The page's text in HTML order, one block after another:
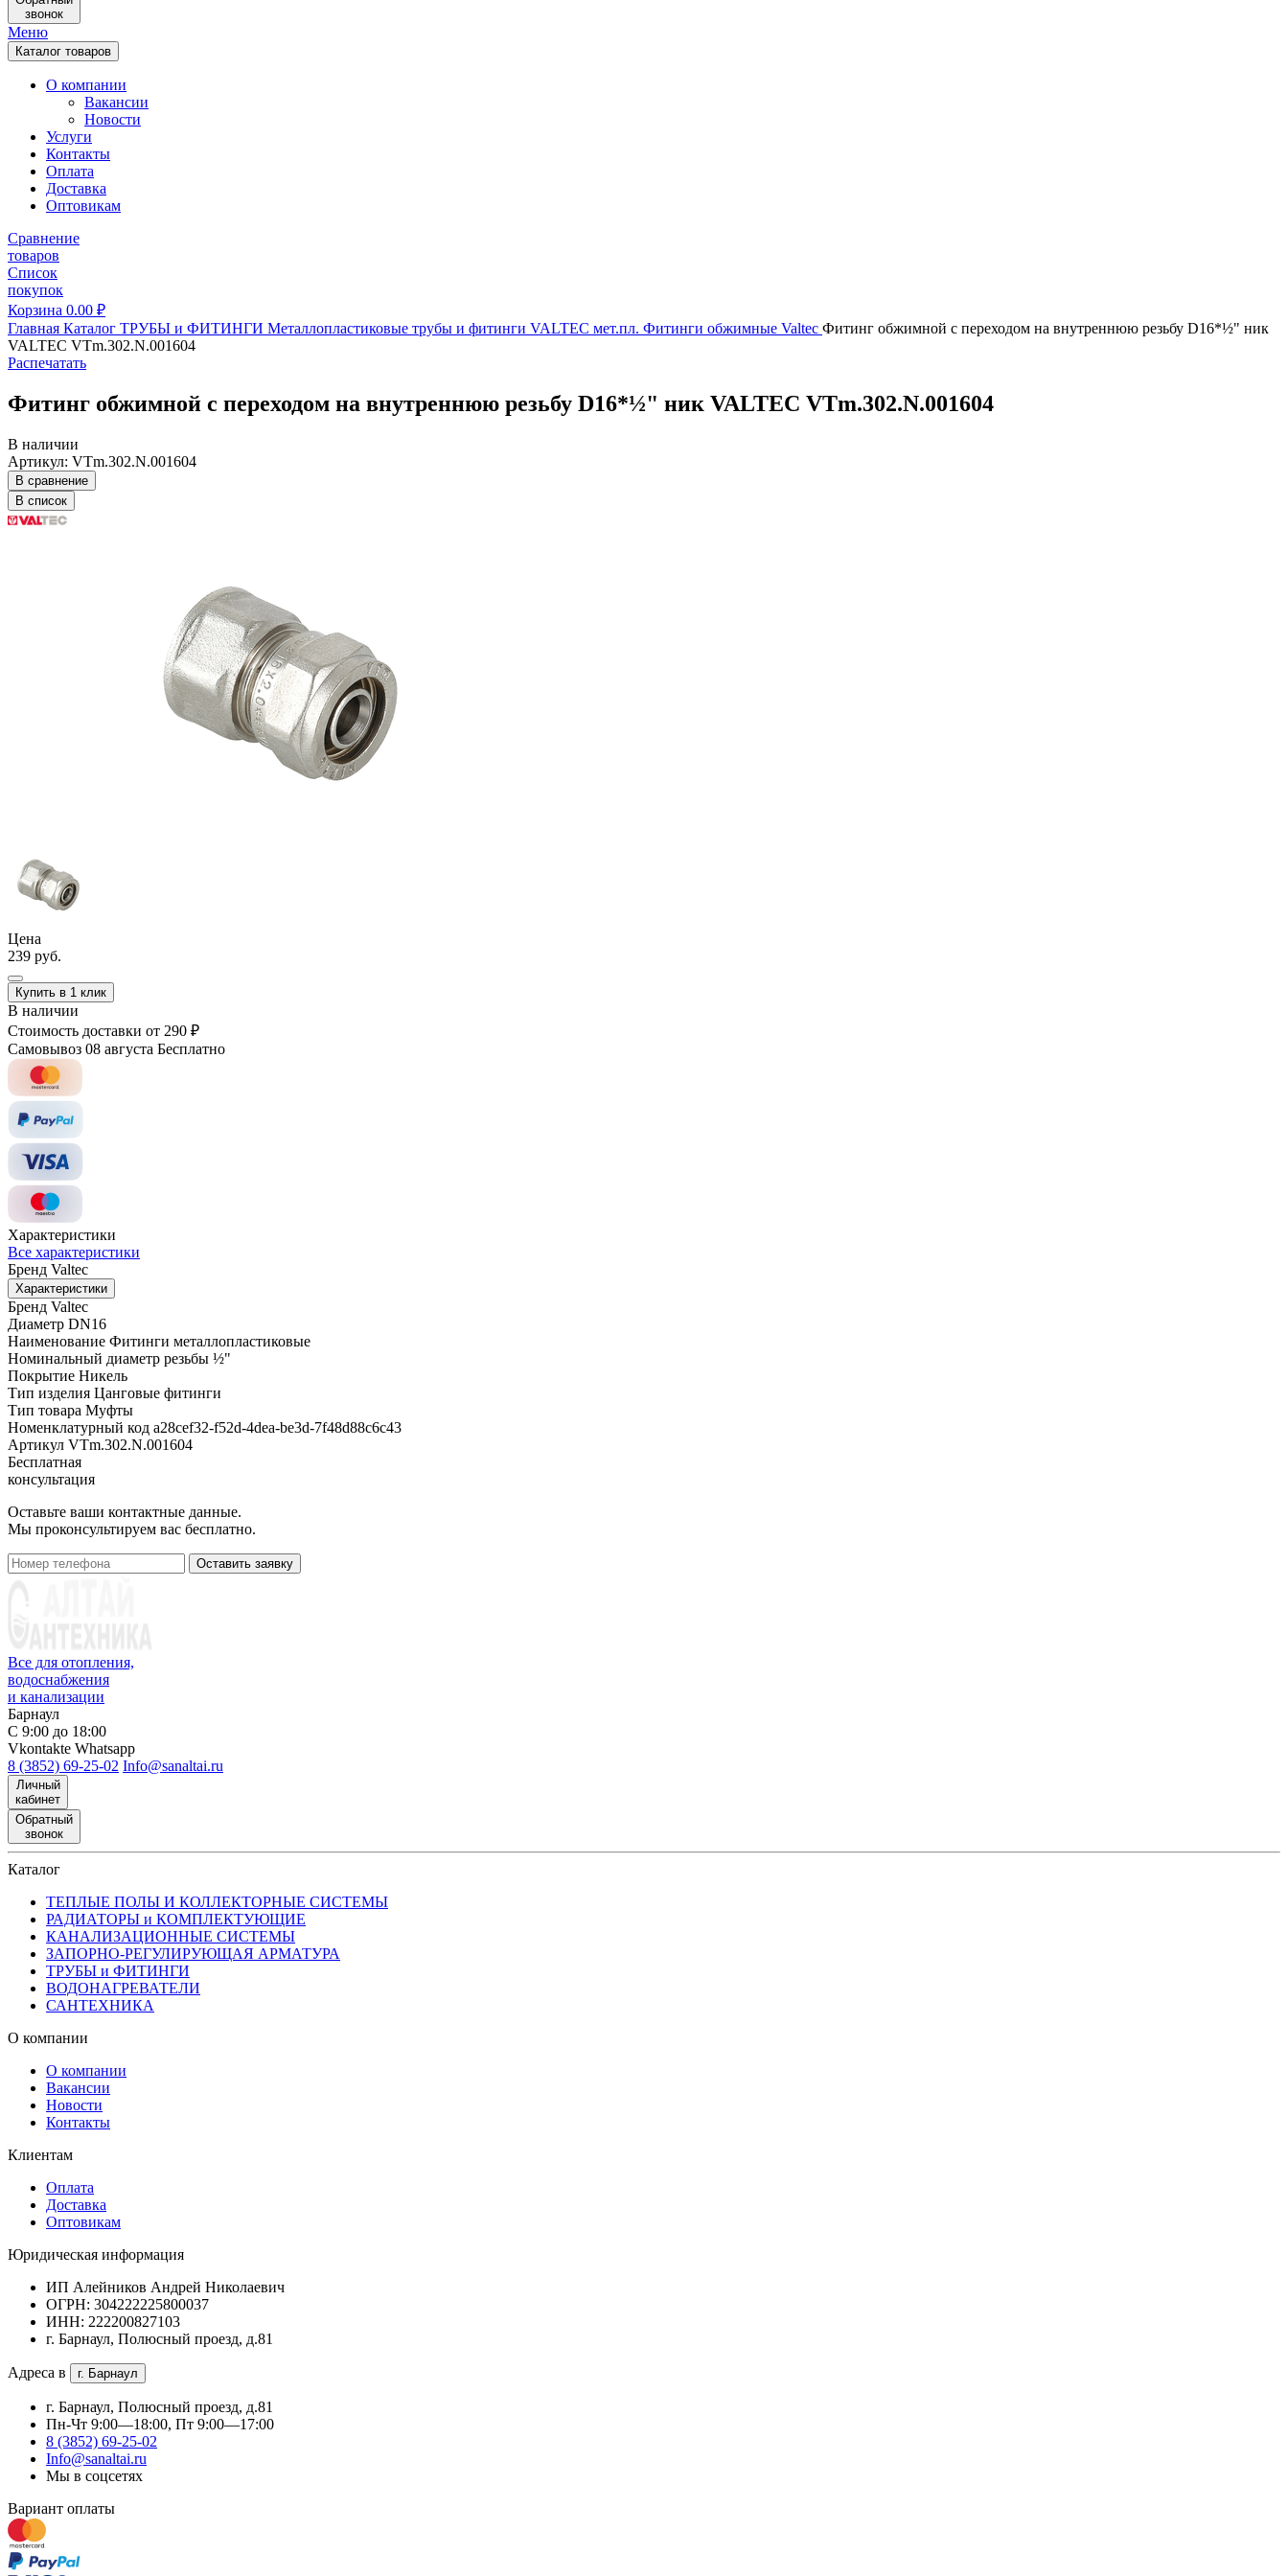
звонок
Меню
Каталог товаров
О компании
Вакансии
Новости
Услуги
Контакты
Оплата
Доставка
Оптовикам
Сравнение
товаров
Список
покупок
Корзина 0.00 ₽
Главная Каталог ТРУБЫ и ФИТИНГИ Металлопластиковые трубы и фитинги VALTEC мет.пл. Фитинги обжимные Valtec Фитинг обжимной с переходом на внутреннюю резьбу D16*½" ник
VALTEC VTm.302.N.001604
Распечатать
Фитинг обжимной с переходом на внутреннюю резьбу D16*½" ник VALTEC VTm.302.N.001604
В наличии
Артикул: VTm.302.N.001604
В сравнение
В список
Цена
239 руб.
Купить в 1 клик
В наличии
Стоимость доставки от 290 ₽
Самовывоз 08 августа Бесплатно
Характеристики
Все характеристики
Бренд Valtec
Характеристики
Бренд Valtec
Диаметр DN16
Наименование Фитинги металлопластиковые
Номинальный диаметр резьбы ½"
Покрытие Никель
Тип изделия Цанговые фитинги
Тип товара Муфты
Номенклатурный код a28cef32-f52d-4dea-be3d-7f48d88c6c43
Артикул VTm.302.N.001604
Бесплатная
консультация
Оставьте ваши контактные данные.
Мы проконсультируем вас бесплатно.
Оставить заявку
Все для отопления,
водоснабжения
и канализации
Барнаул
С 9:00 до 18:00
Vkontakte Whatsapp
8 (3852) 69-25-02 Info@sanaltai.ru
Личный
кабинет
Обратный
звонок
Каталог
ТЕПЛЫЕ ПОЛЫ И КОЛЛЕКТОРНЫЕ СИСТЕМЫ
РАДИАТОРЫ и КОМПЛЕКТУЮЩИЕ
КАНАЛИЗАЦИОННЫЕ СИСТЕМЫ
ЗАПОРНО-РЕГУЛИРУЮЩАЯ АРМАТУРА
ТРУБЫ и ФИТИНГИ
ВОДОНАГРЕВАТЕЛИ
САНТЕХНИКА
О компании
О компании
Вакансии
Новости
Контакты
Клиентам
Оплата
Доставка
Оптовикам
Юридическая информация
ИП Алейников Андрей Николаевич
ОГРН: 304222225800037
ИНН: 222200827103
г. Барнаул, Полюсный проезд, д.81
Адреса в г. Барнаул
г. Барнаул, Полюсный проезд, д.81
Пн-Чт 9:00—18:00, Пт 9:00—17:00
8 (3852) 69-25-02
Info@sanaltai.ru
Мы в соцсетях
Вариант оплаты